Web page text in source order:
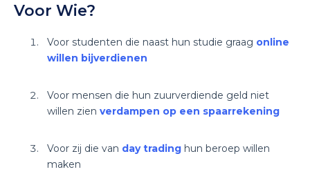
Voor Wie?
Voor studenten die naast hun studie graag online
willen bijverdienen
Voor mensen die hun zuurverdiende geld niet
willen zien verdampen op een spaarrekening
Voor zij die van day trading hun beroep willen
maken